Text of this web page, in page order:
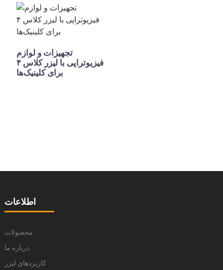
تجهیزات و لوازم
فیزیوتراپی با لیزر کلاس ۴
برای کلینیک‌ها
اطلاعات
محصولات
درباره ما
کاربردهای لیزر